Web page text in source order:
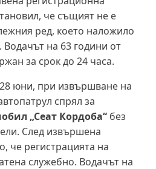
че същият не е
ред, което наложило
Водачът на 63 години от
за срок до 24 часа.
юни, при извършване на
спрял за
„Сеат Кордоба“ без
След извършена
че регистрацията на
служебно. Водачът на